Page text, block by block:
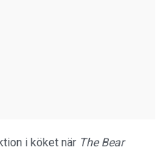
i köket när The Bear